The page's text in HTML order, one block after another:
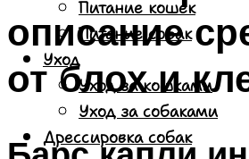
Питание кошек
Питание собак
Уход
Уход за кошками
Уход за собаками
Дрессировка собак
описание
от блох и